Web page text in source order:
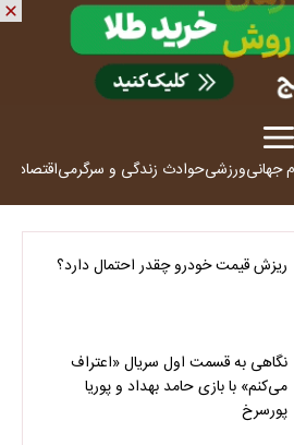
جهانیورزشیحوادث زندگی و سرگرمیاقتصاد
ریزش قیمت خودرو چقدر احتمال دارد؟
نگاهی به قسمت اول سریال «اعتراف
می‌کنم» با بازی حامد بهداد و پوریا
پورسرخ